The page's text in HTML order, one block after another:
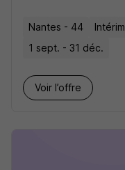
Nantes - 44 Intérim
1 sept. - 31 déc.
Voir l’offre